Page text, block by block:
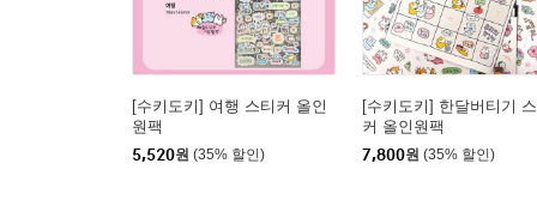
[수키도키] 여행 스티커 올인
원팩
5,520원 (35% 할인)
[수키도키] 한달버티기
커 올인원팩
7,800원 (35% 할인)